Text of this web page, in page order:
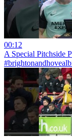
00:12
A Special Pitchside